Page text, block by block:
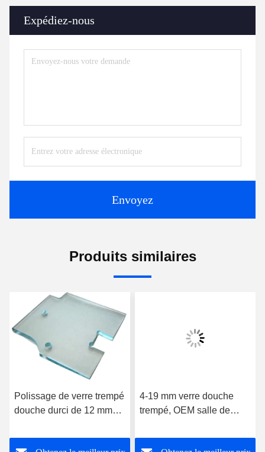
Expédiez-nous
Envoyez
Produits similaires
Polissage de verre trempé
douche durci de 12 mm
4-19 mm verre douche
trempé, OEM salle de
résistance